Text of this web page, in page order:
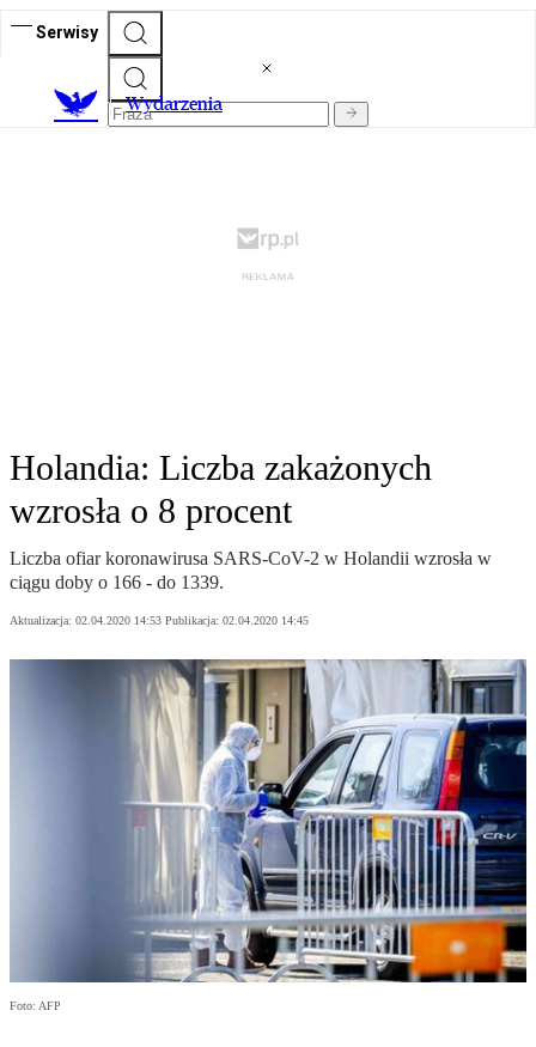
Serwisy
Wydarzenia
Holandia: Liczba zakażonych
wzrosła o 8 procent
Liczba ofiar koronawirusa SARS-CoV-2 w Holandii wzrosła w
ciągu doby o 166 - do 1339.
Aktualizacja: 02.04.2020 14:53 Publikacja: 02.04.2020 14:45
Foto: AFP